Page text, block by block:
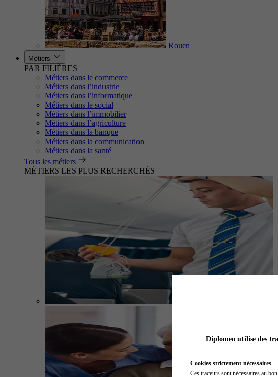
Rouen
Métiers
PAR FILIÈRES
Métiers dans le commerce
Métiers dans l’industrie
Métiers dans l’informatique
Métiers dans le social
Métiers dans l’immobilier
Métiers dans l’agriculture
Métiers dans la banque
Métiers dans la communication
Métiers dans la santé
Tous les métiers
MÉTIERS LES PLUS RECHERCHÉS
Diplomeo utilise des
Cookies strictement nécessaires
Ces traceurs sont nécessaires au